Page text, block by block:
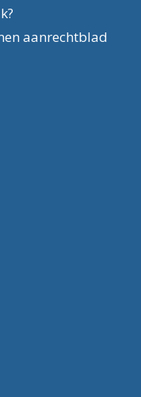
aanrechtblad